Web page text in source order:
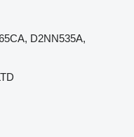
D2NN535A,